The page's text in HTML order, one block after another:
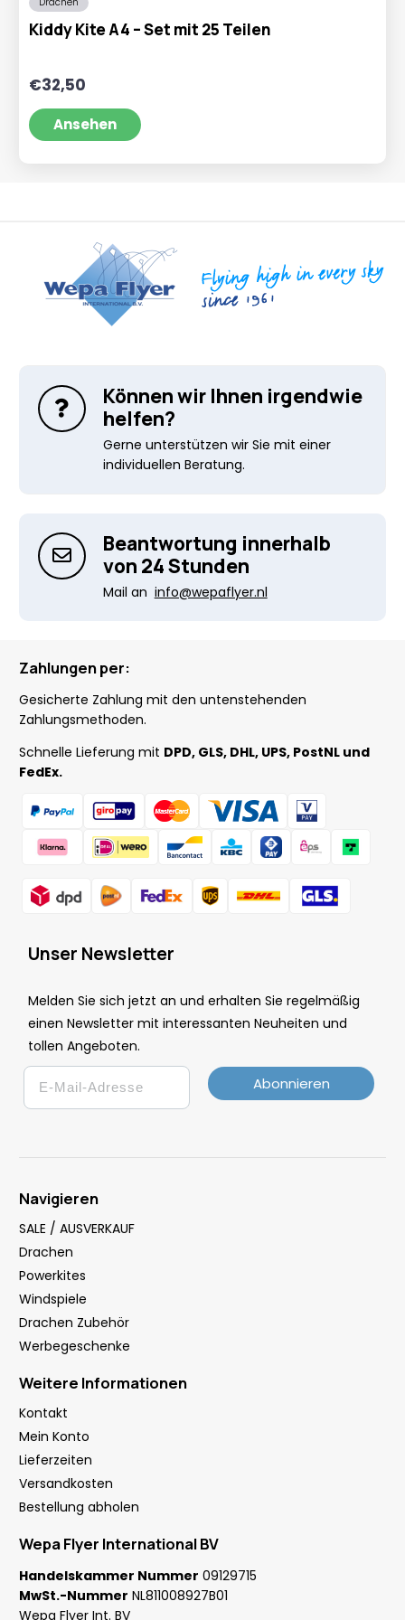
Kiddy Kite A4 – Set mit 25 Teilen
€32,50
Ansehen
Können wir Ihnen irgendwie
helfen?
Gerne unterstützen wir Sie mit einer
individuellen Beratung.
Beantwortung innerhalb
von 24 Stunden
Mail an info@wepaflyer.nl
Zahlungen per:
Gesicherte Zahlung mit den untenstehenden
Zahlungsmethoden.
Schnelle Lieferung mit DPD, GLS, DHL, UPS, PostNL und
FedEx.
Unser Newsletter
Melden Sie sich jetzt an und erhalten Sie regelmäßig
einen Newsletter mit interessanten Neuheiten und
tollen Angeboten.
Email
Abonnieren
Navigieren
SALE / AUSVERKAUF
Drachen
Powerkites
Windspiele
Drachen Zubehör
Werbegeschenke
Weitere Informationen
Kontakt
Mein Konto
Lieferzeiten
Versandkosten
Bestellung abholen
Wepa Flyer International BV
Handelskammer Nummer 09129715
MwSt.-Nummer NL811008927B01
Wepa Flyer Int. BV